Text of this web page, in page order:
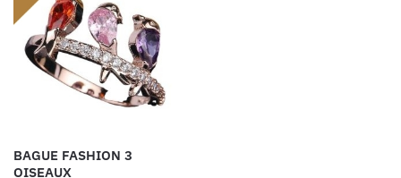
BAGUE FASHION 3
OISEAUX